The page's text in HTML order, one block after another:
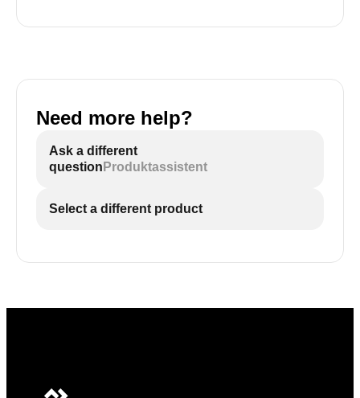
Need more help?
Ask a different
question Produktassistent
Select a different product